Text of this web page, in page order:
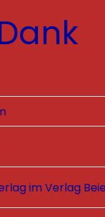
im Verlag